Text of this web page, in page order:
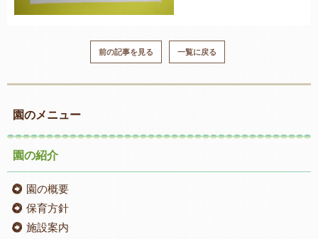
前の記事を見る 一覧に戻る
園のメニュー
園の紹介
園の概要
保育方針
施設案内